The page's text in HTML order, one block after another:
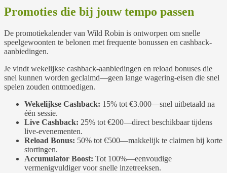
Promoties die bij jouw tempo passen
De promotiekalender van Wild Robin is ontworpen om snelle
speelgewoonten te belonen met frequente bonussen en cashback-
aanbiedingen.
Je vindt wekelijkse cashback-aanbiedingen en reload bonuses die
snel kunnen worden geclaimd—geen lange wagering-eisen die snel
spelen zouden ontmoedigen.
Wekelijkse Cashback: 15% tot €3.000—snel uitbetaald na
één sessie.
Live Cashback: 25% tot €200—direct beschikbaar tijdens
live-evenementen.
Reload Bonus: 50% tot €500—makkelijk te claimen bij korte
stortingen.
Accumulator Boost: Tot 100%—eenvoudige
vermenigvuldiger voor snelle inzetreeksen.